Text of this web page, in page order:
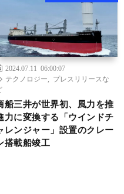
2024.07.11 06:00:07
テクノロジー
プレスリリースな
船三井が世界初、風力を推
力に変換する「ウインドチ
レンジャー」設置のクレー
搭載船竣工